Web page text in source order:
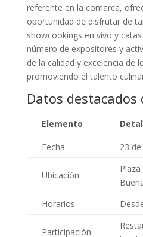
referente en la comarca,
oportunidad de disfrutar de
showcookings en vivo y
número de expositores y
de la calidad y excelencia de
promoviendo el talento
Datos destacados
Elemento
Fecha 23
Ubicación
Horarios
Participación